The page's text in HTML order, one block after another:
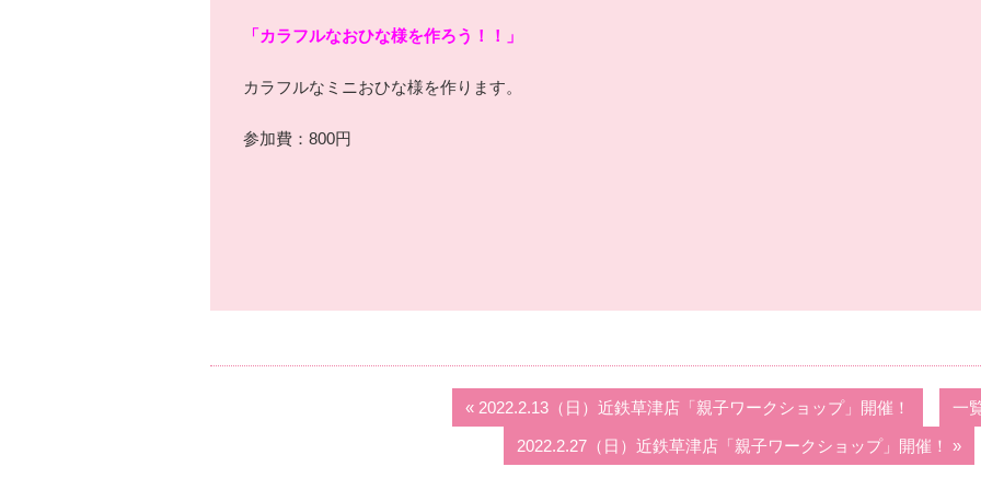
「カラフルなおひな様を作ろう！！」
カラフルなミニおひな様を作ります。
参加費：800円
« 2022.2.13（日）近鉄草津店「親子ワークショップ」開催！ 一
2022.2.27（日）近鉄草津店「親子ワークショップ」開催！ »